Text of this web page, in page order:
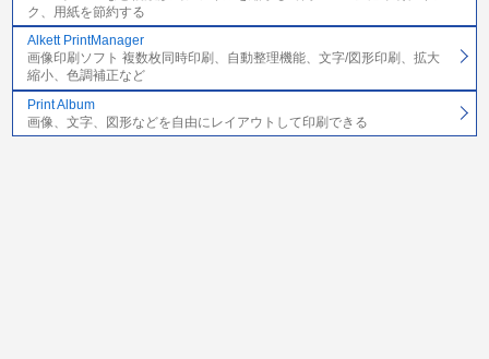
ク、用紙を節約する
Alkett PrintManager
画像印刷ソフト 複数枚同時印刷、自動整理機能、文字/図形印刷、拡大
縮小、色調補正など
Print Album
画像、文字、図形などを自由にレイアウトして印刷できる